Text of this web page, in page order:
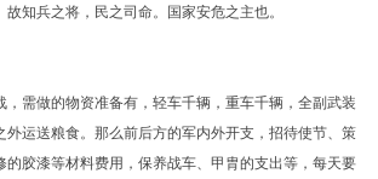
知兵之将，民之司命。国家安危之主也。
，需做的物资准备有，轻车千辆，重车千辆，全副武装
外运送粮食。那么前后方的军内外开支，招待使节、策
的胶漆等材料费用，保养战车、甲胄的支出等，每天要